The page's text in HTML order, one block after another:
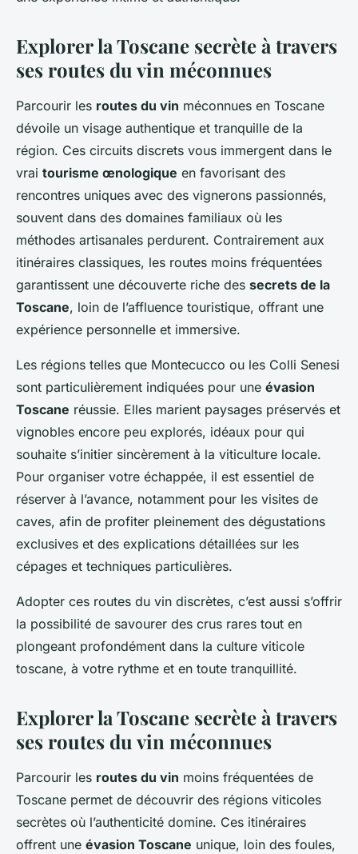
Explorer la Toscane secrète à travers
ses routes du vin méconnues
Parcourir les routes du vin méconnues en Toscane
dévoile un visage authentique et tranquille de la
région. Ces circuits discrets vous immergent dans le
vrai tourisme œnologique en favorisant des
rencontres uniques avec des vignerons passionnés,
souvent dans des domaines familiaux où les
méthodes artisanales perdurent. Contrairement aux
itinéraires classiques, les routes moins fréquentées
garantissent une découverte riche des secrets de la
Toscane, loin de l’affluence touristique, offrant une
expérience personnelle et immersive.
Les régions telles que Montecucco ou les Colli Senesi
sont particulièrement indiquées pour une évasion
Toscane réussie. Elles marient paysages préservés et
vignobles encore peu explorés, idéaux pour qui
souhaite s’initier sincèrement à la viticulture locale.
Pour organiser votre échappée, il est essentiel de
réserver à l’avance, notamment pour les visites de
caves, afin de profiter pleinement des dégustations
exclusives et des explications détaillées sur les
cépages et techniques particulières.
Adopter ces routes du vin discrètes, c’est aussi s’offrir
la possibilité de savourer des crus rares tout en
plongeant profondément dans la culture viticole
toscane, à votre rythme et en toute tranquillité.
Explorer la Toscane secrète à travers
ses routes du vin méconnues
Parcourir les routes du vin moins fréquentées de
Toscane permet de découvrir des régions viticoles
secrètes où l’authenticité domine. Ces itinéraires
offrent une évasion Toscane unique, loin des foules,